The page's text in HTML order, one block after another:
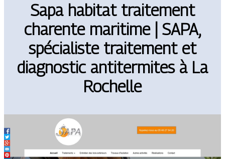
Sapa habitat traitement
charente maritime | SAPA,
spécialiste traitement et
diagnostic antitermites à La
Rochelle